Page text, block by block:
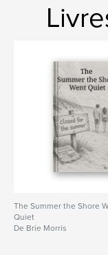
The Summer the Shore
Quiet
De Brie Morris